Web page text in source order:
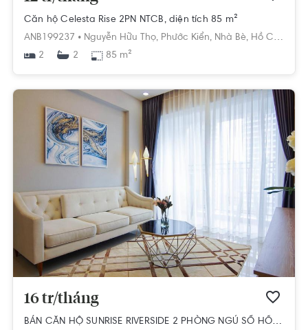
Căn hộ Celesta Rise 2PN NTCB, diện tích 85 m²
ANB199237 • Nguyễn Hữu Thọ, Phước Kiển, Nhà Bè, Hồ Chí Minh
2
2 85 m²
16 tr/tháng
BÁN CĂN HỘ SUNRISE RIVERSIDE 2 PHÒNG NGỦ SỔ HỒNG SẴN